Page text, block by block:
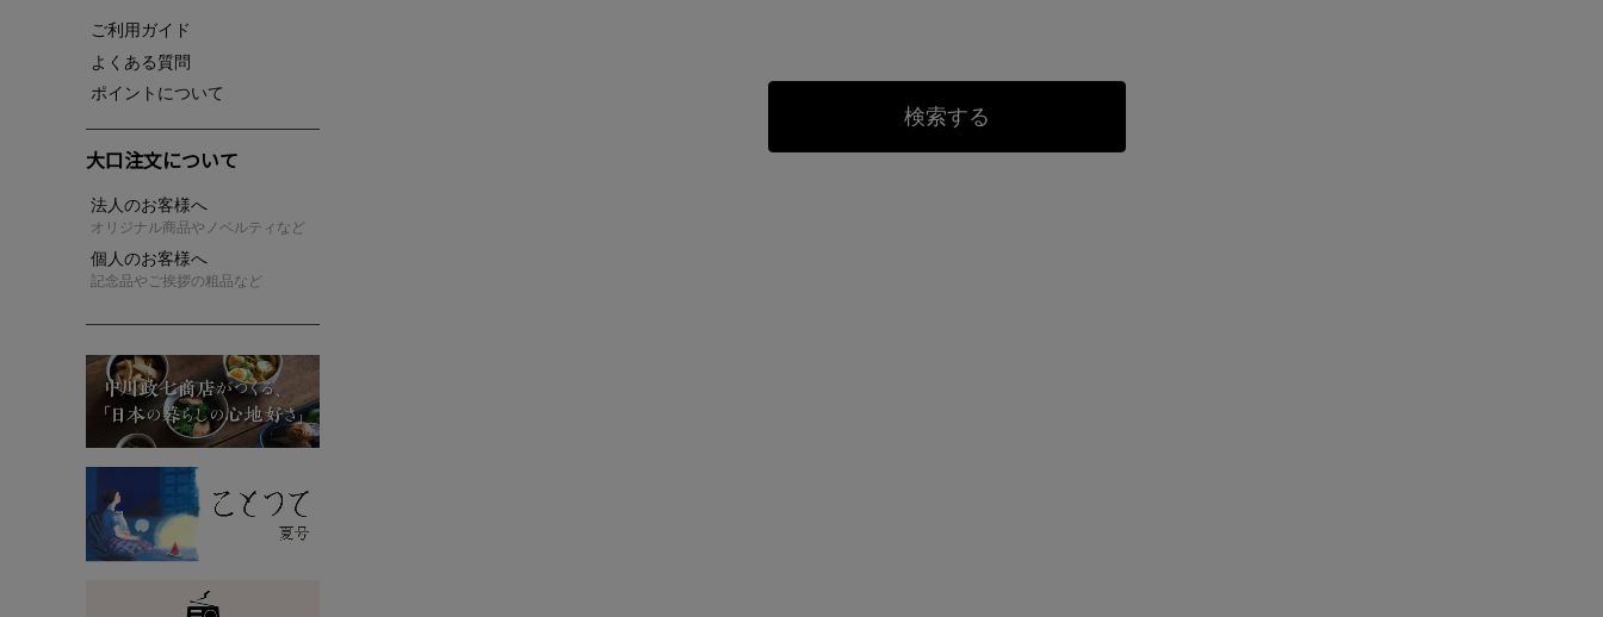
ご利用ガイド
よくある質問
ポイントについて
大口注文について
法人のお客様へ
オリジナル商品やノベルティなど
個人のお客様へ
記念品やご挨拶の粗品など